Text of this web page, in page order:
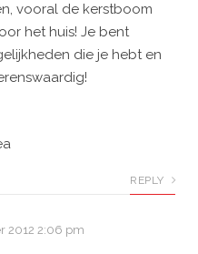
vooral de kerstboom
het huis! Je bent
die je hebt en
REPLY
2012 2:06 pm